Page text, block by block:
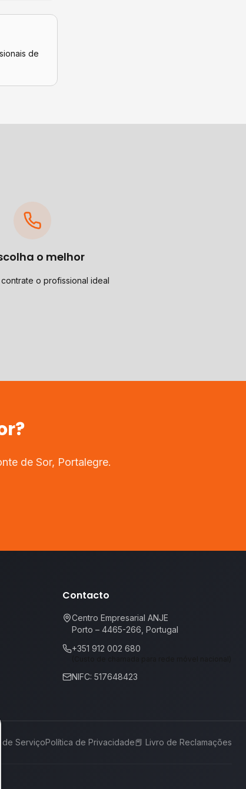
de
o melhor
o profissional ideal
?
de Sor, Portalegre.
Contacto
Centro Empresarial ANJE
Porto – 4465-266, Portugal
+351 912 002 680
NIFC: 517648423
de ServiçoPolítica de Privacidade📕 Livro de Reclamações